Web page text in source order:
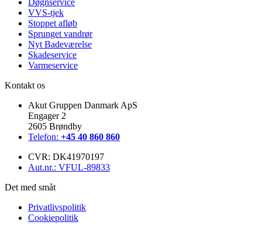
Døgnservice
VVS-tjek
Stoppet afløb
Sprunget vandrør
Nyt Badeværelse
Skadeservice
Varmeservice
Kontakt os
Akut Gruppen Danmark ApS
Engager 2
2605 Brøndby
Telefon: +45 40 860 860
CVR: DK41970197
Aut.nr.: VFUL-89833
Det med småt
Privatlivspolitik
Cookiepolitik